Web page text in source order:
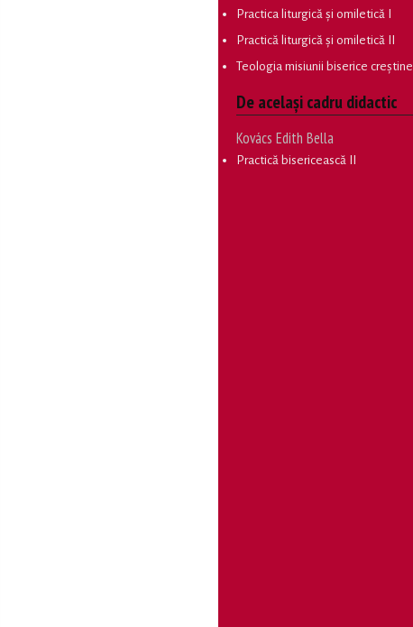
Practica liturgică și omiletică I
Practică liturgică și omiletică II
Teologia misiunii biserice creștine
De același cadru didactic
Kovács Edith Bella
Practică bisericească II